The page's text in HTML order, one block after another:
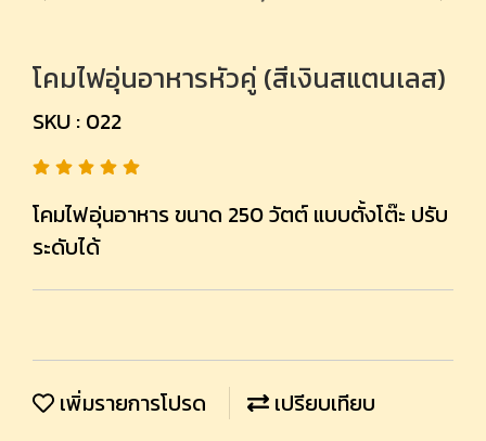
โคมไฟอุ่นอาหารหัวคู่ (สีเงินสแตนเลส)
SKU : 022
โคมไฟอุ่นอาหาร ขนาด 250 วัตต์ แบบตั้งโต๊ะ ปรับ
ระดับได้
เพิ่มรายการโปรด
เปรียบเทียบ